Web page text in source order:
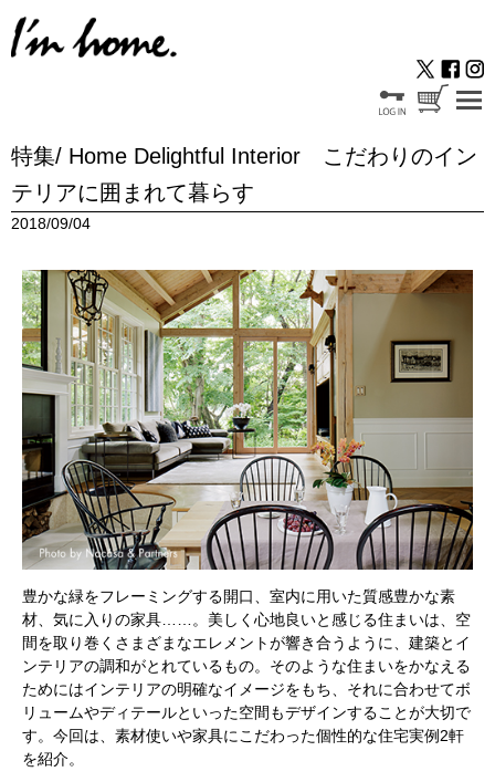
特集/ Home Delightful Interior こだわりのイン
テリアに囲まれて暮らす
2018/09/04
豊かな緑をフレーミングする開口、室内に用いた質感豊かな素
材、気に入りの家具……。美しく心地良いと感じる住まいは、空
間を取り巻くさまざまなエレメントが響き合うように、建築とイ
ンテリアの調和がとれているもの。そのような住まいをかなえる
ためにはインテリアの明確なイメージをもち、それに合わせてボ
リュームやディテールといった空間もデザインすることが大切で
す。今回は、素材使いや家具にこだわった個性的な住宅実例2軒
を紹介。